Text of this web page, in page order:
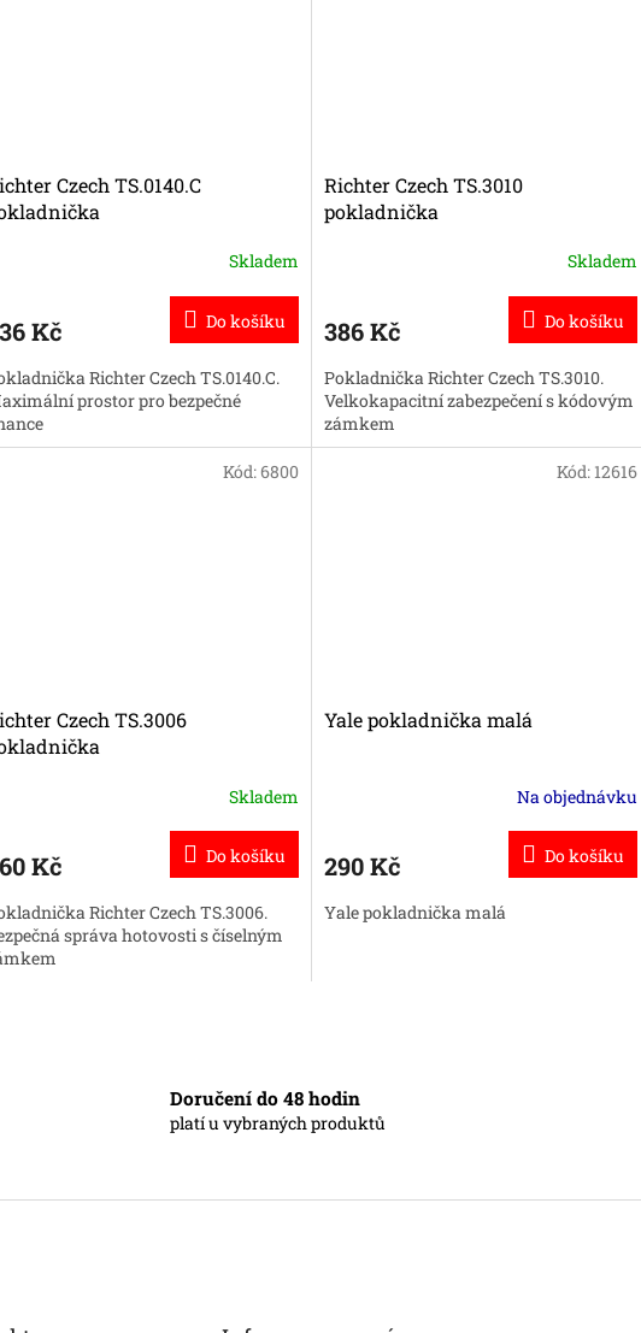
Czech TS.0140.C
Skladem
Kč Do košíku
Richter Czech TS.0140.C.
prostor pro bezpečné
Richter Czech TS.3010
pokladnička
Skladem
386 Kč Do košíku
Pokladnička Richter Czech TS.3010.
Velkokapacitní zabezpečení s kódovým
zámkem
Czech TS.3006
Skladem
Kč Do košíku
Richter Czech TS.3006.
správa hotovosti s číselným
Kód:6800
Yale pokladnička malá
Na objednávku
290 Kč Do košíku
Yale pokladnička malá
Kód: 12616
p
Doručení do 48 hodin
platí u vybraných produktů